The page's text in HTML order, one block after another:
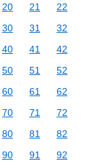
20 21
22
30 31
32
40 41
42
50 51
52
60 61
62
70 71
72
80 81
82
90 91
92